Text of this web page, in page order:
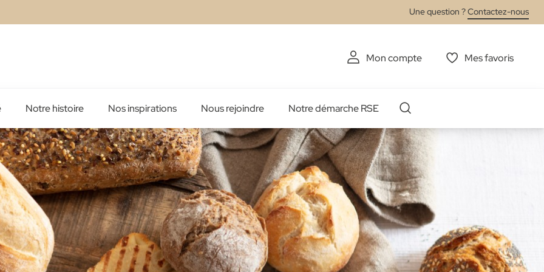
Une question ?Contactez-nous
Mon compte Mes favoris
Notre histoire Nos inspirations Nous rejoindre Notre démarche RSE